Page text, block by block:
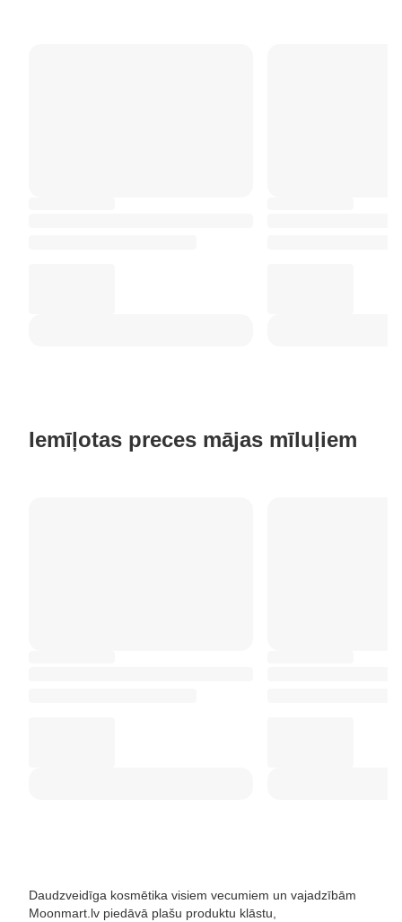
Iemīļotas preces mājas mīluļiem
Daudzveidīga kosmētika visiem vecumiem un vajadzībām
Moonmart.lv piedāvā plašu produktu klāstu,